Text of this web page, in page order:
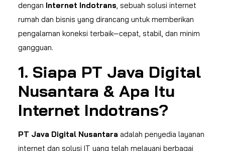
dengan Internet Indotrans, sebuah solusi internet
rumah dan bisnis yang dirancang untuk memberikan
pengalaman koneksi terbaik—cepat, stabil, dan minim
gangguan.
1. Siapa PT Java Digital
Nusantara & Apa Itu
Internet Indotrans?
PT Java Digital Nusantara adalah penyedia layanan
internet dan solusi IT yang telah melayani berbagai